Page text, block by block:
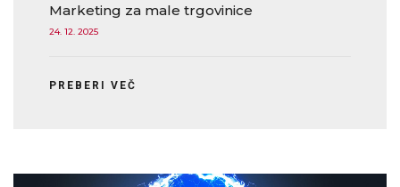
Marketing za male trgovinice
24. 12. 2025
PREBERI VEČ